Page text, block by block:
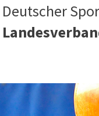
Deutscher